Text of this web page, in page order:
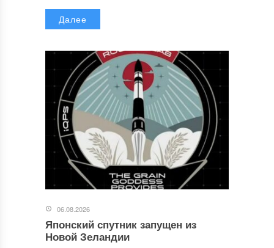
Далее
06.08.2026
Японский спутник запущен из
Новой Зеландии